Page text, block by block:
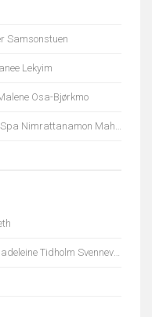
Samsonstuen
Lekyim
Osa-Bjørkmo
Mahanithinee
Tidholm Svennevig